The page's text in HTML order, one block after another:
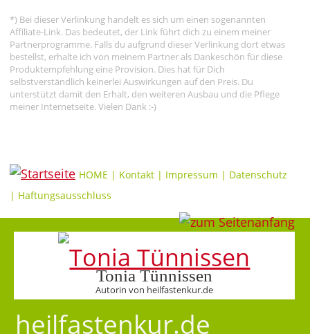
*) Bei dieser Verlinkung handelt es sich um einen sogenannten
Affiliate-Link. Das bedeutet, der Link führt dich zu einem meiner
Partnerprogramme. Falls du aufgrund dieser Verlinkung dort etwas
bestellst, erhalte ich von meinem Partner als Dankeschön für diese
Produktempfehlung eine Provision. Dies hat für Dich
selbstverständlich keinerlei Auswirkungen auf den Preis. Du
unterstützt damit den Erhalt, den weiteren Ausbau und die Pflege
meiner Internetseite. Vielen Dank :-)
HOME | Kontakt | Impressum | Datenschutz
| Haftungsausschluss
Tonia Tünnissen
Autorin von heilfastenkur.de
heilfastenkur.de